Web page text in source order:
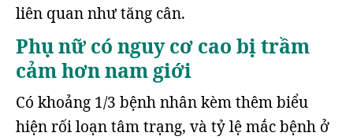
liên quan như tăng cân.
Phụ nữ có nguy cơ cao bị trầm
cảm hơn nam giới
Có khoảng 1/3 bệnh nhân kèm thêm biểu
hiện rối loạn tâm trạng, và tỷ lệ mắc bệnh ở